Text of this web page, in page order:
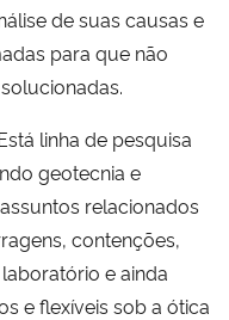
de suas causas e
para que não
linha de pesquisa
geotecnia e
relacionados
contenções,
e ainda
e flexíveis sob a ótica